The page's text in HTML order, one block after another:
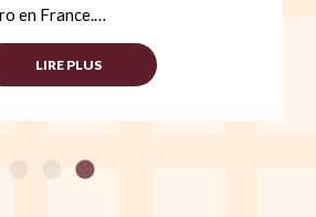
en France.…
LIRE PLUS